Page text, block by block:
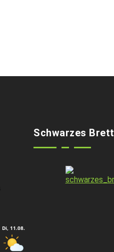
Di, 11.08.
Schwarzes Brett